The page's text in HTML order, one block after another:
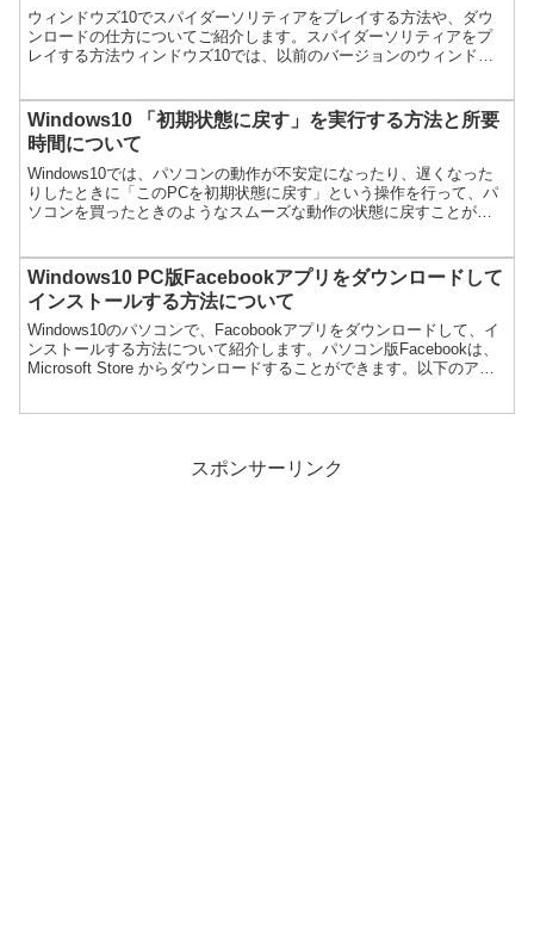
ウィンドウズ10でスパイダーソリティアをプレイする方法や、ダウ
ンロードの仕方についてご紹介します。スパイダーソリティアをプ
レイする方法ウィンドウズ10では、以前のバージョンのウィンドウ
Windows10 「初期状態に戻す」を実行する方法と所要
時間について
Windows10では、パソコンの動作が不安定になったり、遅くなった
りしたときに「このPCを初期状態に戻す」という操作を行って、パ
ソコンを買ったときのようなスムーズな動作の状態に戻すことがで
Windows10 PC版Facebookアプリをダウンロードして
インストールする方法について
Windows10のパソコンで、Facobookアプリをダウンロードして、イ
ンストールする方法について紹介します。パソコン版Facebookは、
Microsoft Store からダウンロードすることができます。以下のアド
スポンサーリンク